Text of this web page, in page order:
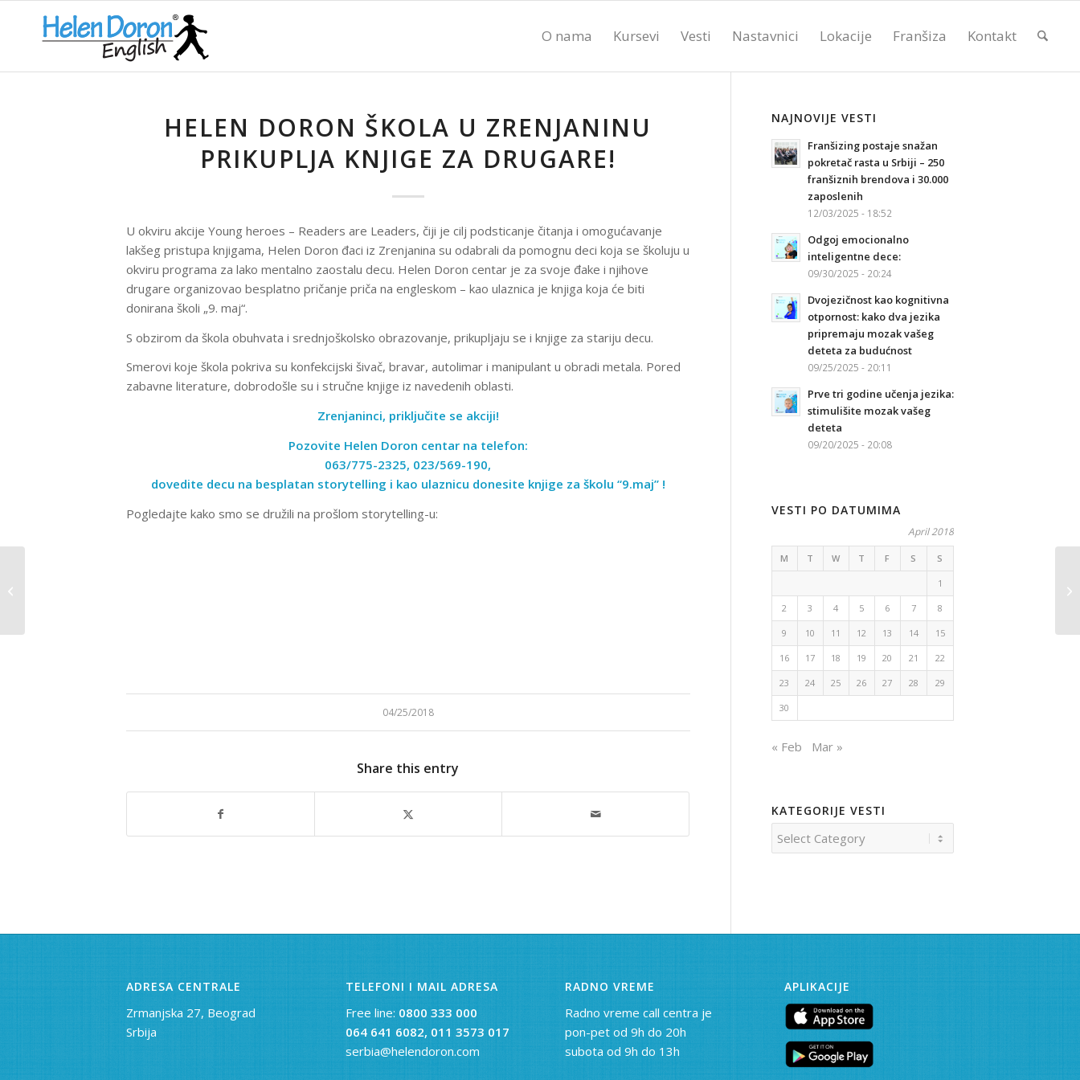
O nama Kursevi Vesti Nastavnici Lokacije Franšiza Kontakt
HELEN DORON ŠKOLA U ZRENJANINU
PRIKUPLJA KNJIGE ZA DRUGARE!
U okviru akcije Young heroes – Readers are Leaders, čiji je cilj podsticanje čitanja i omogućavanje
lakšeg pristupa knjigama, Helen Doron đaci iz Zrenjanina su odabrali da pomognu deci koja se školuju u
okviru programa za lako mentalno zaostalu decu. Helen Doron centar je za svoje đake i njihove
drugare organizovao besplatno pričanje priča na engleskom – kao ulaznica je knjiga koja će biti
donirana školi „9. maj“.
S obzirom da škola obuhvata i srednjoškolsko obrazovanje, prikupljaju se i knjige za stariju decu.
Smerovi koje škola pokriva su konfekcijski šivač, bravar, autolimar i manipulant u obradi metala. Pored
zabavne literature, dobrodošle su i stručne knjige iz navedenih oblasti.
Zrenjaninci, priključite se akciji!
Pozovite Helen Doron centar na telefon:
063/775-2325, 023/569-190,
dovedite decu na besplatan storytelling i kao ulaznicu donesite knjige za školu “9.maj” !
Pogledajte kako smo se družili na prošlom storytelling-u:
04/25/2018
Share this entry
NAJNOVIJE VESTI
Franšizing postaje snažan
pokretač rasta u Srbiji – 250
franšiznih brendova i 30.000
zaposlenih
12/03/2025 - 18:52
Odgoj emocionalno
inteligentne dece:
09/30/2025 - 20:24
Dvojezičnost kao kognitivna
otpornost: kako dva jezika
pripremaju mozak vašeg
deteta za budućnost
09/25/2025 - 20:11
Prve tri godine učenja jezika:
stimulišite mozak vašeg
deteta
09/20/2025 - 20:08
VESTI PO DATUMIMA
April 2018
M T W T F S S
1
2 3 4 5 6 7 8
9 10 11 12 13 14 15
16 17 18 19 20 21 22
23 24 25 26 27 28 29
30
« Feb Mar »
KATEGORIJE VESTI
Kategorije
vesti
ADRESA CENTRALE
Zrmanjska 27, Beograd
Srbija
TELEFONI I MAIL ADRESA
Free line: 0800 333 000
064 641 6082, 011 3573 017
serbia@helendoron.com
RADNO VREME
Radno vreme call centra je
pon-pet od 9h do 20h
subota od 9h do 13h
APLIKACIJE